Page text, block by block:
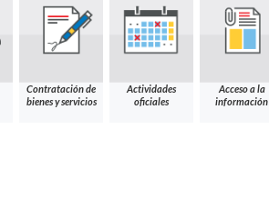
Contratación de
bienes y servicios
Actividades
oficiales
Acceso a la
información